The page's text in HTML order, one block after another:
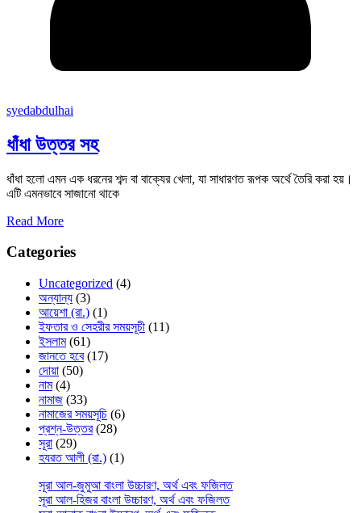
syedabdulhai
ধাঁধা উত্তর সহ
ধাঁধা হলো এমন এক ধরনের শব্দ বা বাক্যের খেলা, যা সাধারণত রূপক অর্থে তৈরি করা হয়।
এটি এমনভাবে সাজানো থাকে
Read More
Categories
Uncategorized (4)
অন্যান্য (3)
আয়েশা (রা.) (1)
ইফতার ও সেহরীর সময়সূচী (11)
ইসলাম(61)
জানতে হবে(17)
দোয়া (50)
নাম(4)
নামাজ (33)
নামাজের সময়সূচি (6)
প্রশ্ন-উত্তর(28)
সূরা (29)
হযরত আলী (রা.) (1)
সূরা আল-জুমুআ বাংলা উচ্চারণ, অর্থ এবং ফজিলত
সূরা আল-হিজর বাংলা উচ্চারণ, অর্থ এবং ফজিলত